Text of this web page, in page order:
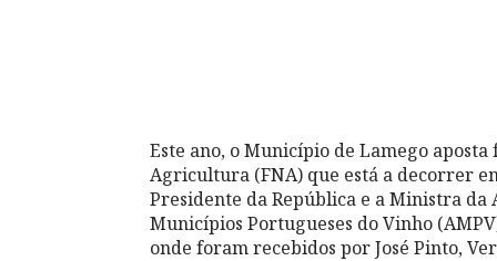
Este ano, o Município de Lamego
Agricultura (FNA) que está a decorrer
Presidente da República e a Ministra
Municípios Portugueses do Vinho
onde foram recebidos por José Pinto,